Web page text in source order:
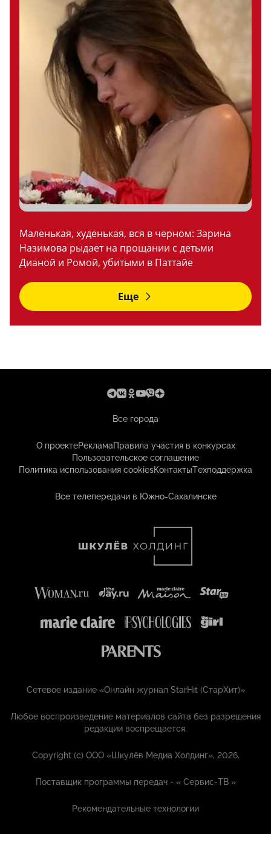
Маленькая, худенькая, вся в черном: Зарина
Назимова рыдает на прощании с детьми
Дианой и Ромой, убитыми в Паттайе
Еще
Все города
О проектеРекламаПравила участия в конкурсах
Пользовательское соглашение
Политика использования cookiesКонтактыТехподдержка
Все телепередачи в Южно-Сахалинске
Сетевое издание «Онлайн журнал StarHit (СтарХит)»
Любое воспроизведение материалов сайта без разрешения
редакции воспрещается.
Copyright (с) ООО «Шкулёв Медиа Холдинг», 2026.
Поставщик программы передач - «Сервис-ТВ »
Рекомендательные технологии